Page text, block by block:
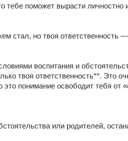
тебе поможет вырасти личностно
стал, но твоя ответственность
воспитания и
твоя ответственность**. Это
это понимание освободит тебя от
или родителей,